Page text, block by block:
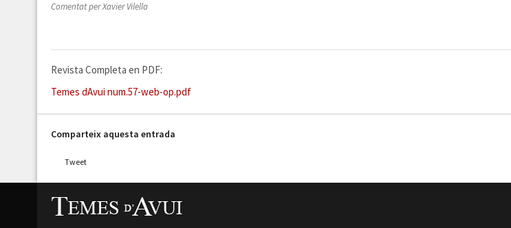
Comentat per Xavier Vilella
Revista Completa en PDF:
Temes dAvui num.57-web-op.pdf
Comparteix aquesta entrada
Tweet